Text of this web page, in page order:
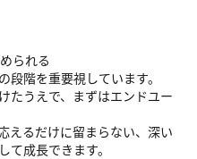
られる
段階を重要視しています。
たうえで、まずはエンドユー
えるだけに留まらない、深い
て成長できます。